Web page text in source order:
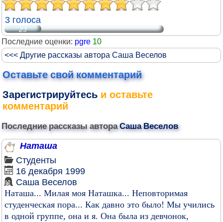
3 голоса
23
Последние оценки: pgre 10
<<< Другие рассказы автора Саша Веселов
Оставьте свой комментарий
Зарегистрируйтесь и оставьте
комментарий
Последние рассказы автораСаша Веселов
Наташа
Студенты
16 декабря 1999
Саша Веселов
Наташа... Милая моя Наташка... Неповторимая
студенческая пора... Как давно это было! Мы учились
в одной группе, она и я. Она была из девчонок,